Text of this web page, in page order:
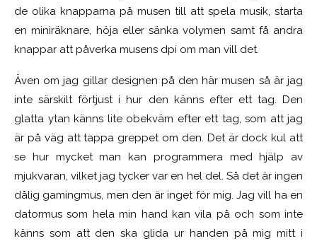
de olika knapparna på musen till att spela musik, starta
en miniräknare, höja eller sänka volymen samt få andra
knappar att påverka musens dpi om man vill det.
Även om jag gillar designen på den här musen så är jag
inte särskilt förtjust i hur den känns efter ett tag. Den
glatta ytan känns lite obekväm efter ett tag, som att jag
är på väg att tappa greppet om den. Det är dock kul att
se hur mycket man kan programmera med hjälp av
mjukvaran, vilket jag tycker var en hel del. Så det är ingen
dålig gamingmus, men den är inget för mig. Jag vill ha en
datormus som hela min hand kan vila på och som inte
känns som att den ska glida ur handen på mig mitt i